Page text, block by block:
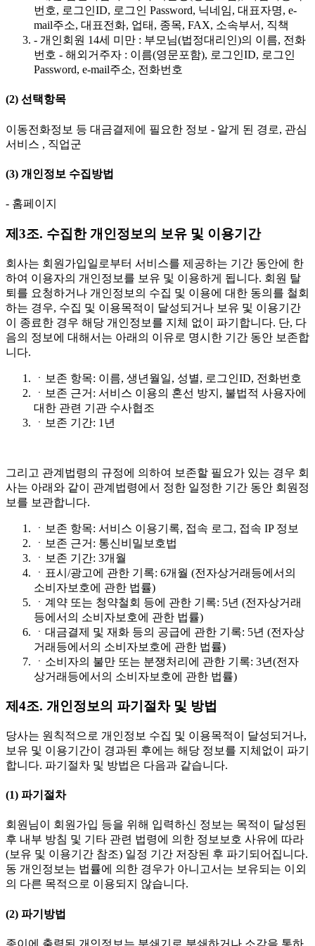
번호, 로그인ID, 로그인 Password, 닉네임, 대표자명, e-
mail주소, 대표전화, 업태, 종목, FAX, 소속부서, 직책
- 개인회원 14세 미만 : 부모님(법정대리인)의 이름, 전화
번호 - 해외거주자 : 이름(영문포함), 로그인ID, 로그인
Password, e-mail주소, 전화번호
(2) 선택항목
이동전화정보 등 대금결제에 필요한 정보 - 알게 된 경로, 관심
서비스 , 직업군
(3) 개인정보 수집방법
- 홈페이지
제3조. 수집한 개인정보의 보유 및 이용기간
회사는 회원가입일로부터 서비스를 제공하는 기간 동안에 한
하여 이용자의 개인정보를 보유 및 이용하게 됩니다. 회원 탈
퇴를 요청하거나 개인정보의 수집 및 이용에 대한 동의를 철회
하는 경우, 수집 및 이용목적이 달성되거나 보유 및 이용기간
이 종료한 경우 해당 개인정보를 지체 없이 파기합니다. 단, 다
음의 정보에 대해서는 아래의 이유로 명시한 기간 동안 보존합
니다.
ㆍ 보존 항목: 이름, 생년월일, 성별, 로그인ID, 전화번호
ㆍ 보존 근거: 서비스 이용의 혼선 방지, 불법적 사용자에
대한 관련 기관 수사협조
ㆍ 보존 기간: 1년
그리고 관계법령의 규정에 의하여 보존할 필요가 있는 경우 회
사는 아래와 같이 관계법령에서 정한 일정한 기간 동안 회원정
보를 보관합니다.
ㆍ 보존 항목: 서비스 이용기록, 접속 로그, 접속 IP 정보
ㆍ 보존 근거: 통신비밀보호법
ㆍ 보존 기간: 3개월
ㆍ 표시/광고에 관한 기록: 6개월 (전자상거래등에서의
소비자보호에 관한 법률)
ㆍ 계약 또는 청약철회 등에 관한 기록: 5년 (전자상거래
등에서의 소비자보호에 관한 법률)
ㆍ 대금결제 및 재화 등의 공급에 관한 기록: 5년 (전자상
거래등에서의 소비자보호에 관한 법률)
ㆍ 소비자의 불만 또는 분쟁처리에 관한 기록: 3년(전자
상거래등에서의 소비자보호에 관한 법률)
제4조. 개인정보의 파기절차 및 방법
당사는 원칙적으로 개인정보 수집 및 이용목적이 달성되거나,
보유 및 이용기간이 경과된 후에는 해당 정보를 지체없이 파기
합니다. 파기절차 및 방법은 다음과 같습니다.
(1) 파기절차
회원님이 회원가입 등을 위해 입력하신 정보는 목적이 달성된
후 내부 방침 및 기타 관련 법령에 의한 정보보호 사유에 따라
(보유 및 이용기간 참조) 일정 기간 저장된 후 파기되어집니다.
동 개인정보는 법률에 의한 경우가 아니고서는 보유되는 이외
의 다른 목적으로 이용되지 않습니다.
(2) 파기방법
종이에 출력된 개인정보는 분쇄기로 분쇄하거나 소각을 통하